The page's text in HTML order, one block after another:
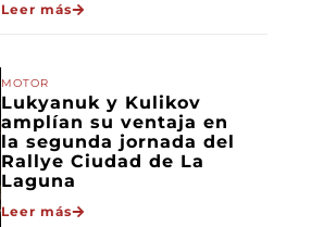
Leer más
MOTOR
Lukyanuk y Kulikov
amplían su ventaja en
la segunda jornada del
Rallye Ciudad de La
Laguna
Leer más